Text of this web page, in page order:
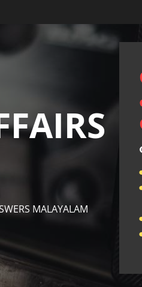
MALAYALAM